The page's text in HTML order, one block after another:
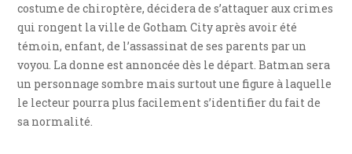
costume de chiroptère, décidera de s’attaquer aux crimes
qui rongent la ville de Gotham City après avoir été
témoin, enfant, de l’assassinat de ses parents par un
voyou. La donne est annoncée dès le départ. Batman sera
un personnage sombre mais surtout une figure à laquelle
le lecteur pourra plus facilement s’identifier du fait de
sa normalité.